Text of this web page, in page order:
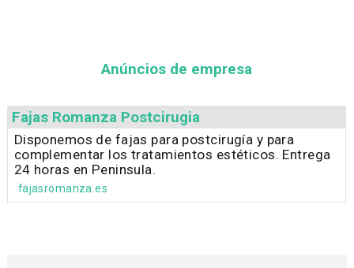
Anúncios de empresa
Fajas Romanza Postcirugia
Disponemos de fajas para postcirugía y para
complementar los tratamientos estéticos. Entrega
24 horas en Peninsula.
fajasromanza.es